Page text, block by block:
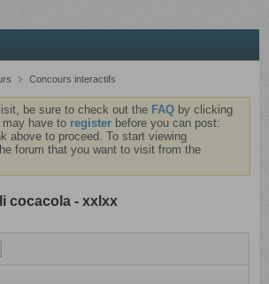
Concours interactifs
be sure to check out the FAQ by clicking
have to register before you can post:
above to proceed. To start viewing
forum that you want to visit from the
cocacola - xxlxx